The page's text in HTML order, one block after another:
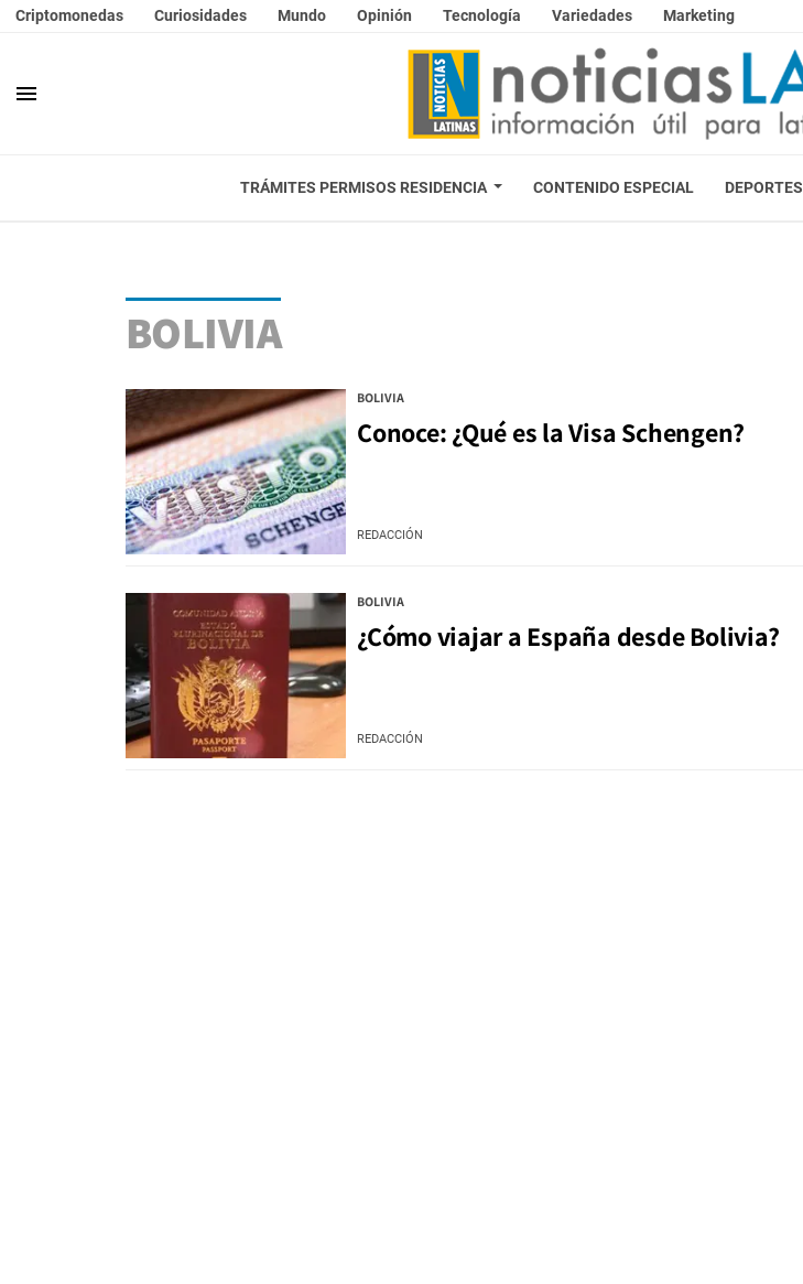
Criptomonedas Curiosidades Mundo Opinión Tecnología Variedades Marketing
menu
TRÁMITES PERMISOS RESIDENCIA CONTENIDO ESPECIAL DEPORTES
BOLIVIA
BOLIVIA
Conoce: ¿Qué es la Visa Schengen?
REDACCIÓN
BOLIVIA
¿Cómo viajar a España desde Bolivia?
REDACCIÓN